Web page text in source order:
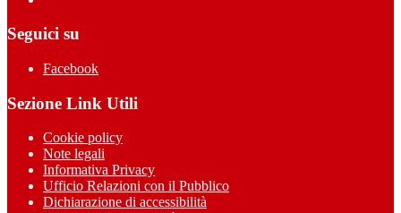
Seguici su
Facebook
Sezione Link Utili
Cookie policy
Note legali
Informativa Privacy
Ufficio Relazioni con il Pubblico
Dichiarazione di accessibilità